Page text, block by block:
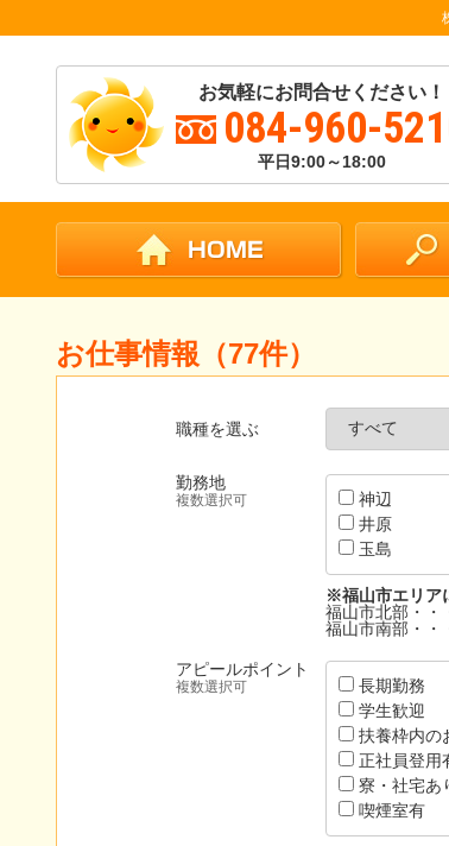
お気軽にお問合せください！
084-960-
平日9:00～18:00
お仕事情報（77件）
職種を選ぶ
勤務地
複数選択可 神辺
井原
玉島
※福山市エリア
福山市北部・・
福山市南部・・
アピールポイント
複数選択可 長期勤務
学生歓迎
扶養枠内の
正社員登用
寮・社宅あ
喫煙室有